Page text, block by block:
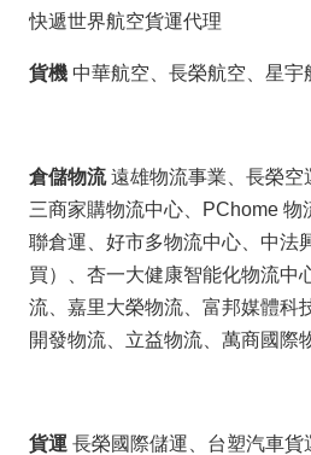
快遞世界航空貨運代理
貨機 中華航空、長榮航空、星宇
倉儲物流遠雄物流事業、長榮空
三商家購物流中心、PChome 物
聯倉運、好市多物流中心、中法
買）、杏一大健康智能化物流中
流、嘉里大榮物流、富邦媒體科
開發物流、立益物流、萬商國際
貨運 長榮國際儲運、台塑汽車貨